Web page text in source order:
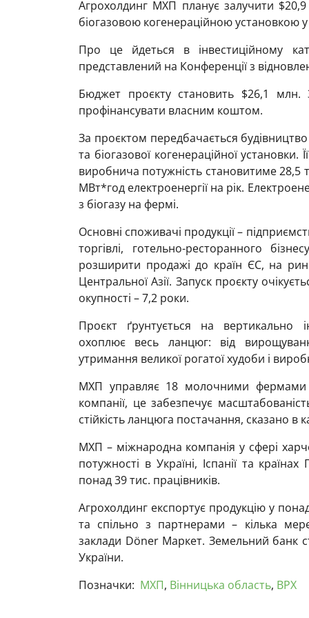
Агрохолдинг МХП планує залучити
біогазовою когенераційною установкою у
Про це йдеться в інвестиційному
представлений на Конференції з
Бюджет проєкту становить $26,1
профінансувати власним коштом.
За проєктом передбачається
та біогазової когенераційної
виробнича потужність становитиме 28,5
МВт*год електроенергії на рік.
з біогазу на фермі.
Основні споживачі продукції –
торгівлі, готельно-ресторанного
розширити продажі до країн ЄС, на
Центральної Азії. Запуск проєкту
окупності – 7,2 роки.
Проєкт ґрунтується на вертикально
охоплює весь ланцюг: від
утримання великої рогатої худоби і
МХП управляє 18 молочними фермами
компанії, це забезпечує
стійкість ланцюга постачання, сказано в
МХП – міжнародна компанія у сфері
потужності в Україні, Іспанії та
понад 39 тис. працівників.
Агрохолдинг експортує продукцію у
та спільно з партнерами – кілька
заклади Döner Маркет. Земельний банк
України.
Позначки: МХП, Вінницька область, ВРХ